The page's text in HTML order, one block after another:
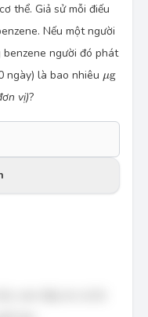
thể. Giả sử mỗi điếu
Nếu một người
người đó phát
ngày) là bao nhiêu μg
μg
vị)?